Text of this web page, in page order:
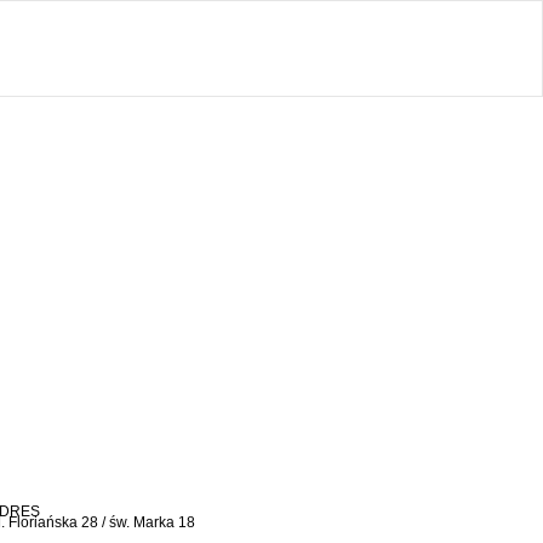
Floriańska 28 / św. Marka 18